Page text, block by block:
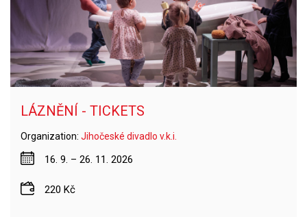
LÁZNĚNÍ - TICKETS
Organization: Jihočeské divadlo v.k.i.
16. 9. – 26. 11. 2026
220 Kč